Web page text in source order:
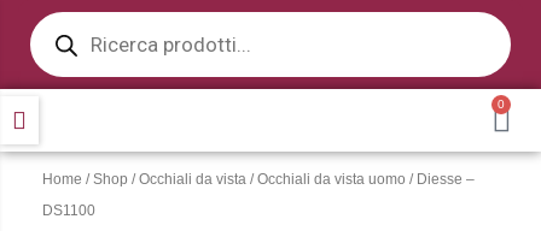
contenuto
Products
search
0
Home /Shop /Occhiali da vista /Occhiali da vista uomo / Diesse –
DS1100